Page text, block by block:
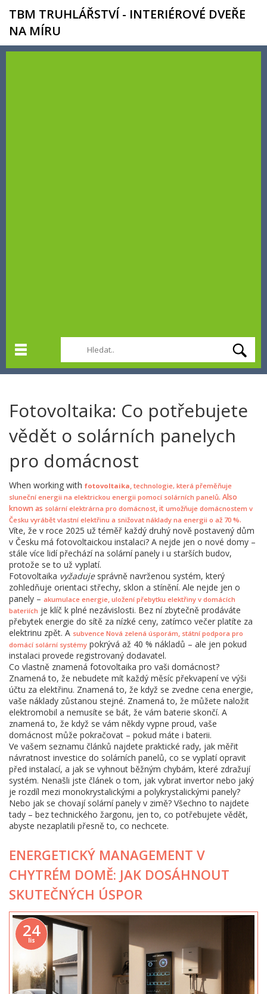
TBM TRUHLÁŘSTVÍ - INTERIÉROVÉ DVEŘE
NA MÍRU
Fotovoltaika: Co potřebujete
vědět o solárních panelych
pro domácnost
When working with fotovoltaika, technologie, která přeměňuje
sluneční energii na elektrickou energii pomocí solárních panelů. Also
known as solární elektrárna pro domácnost, it umožňuje domácnostem v
Česku vyrábět vlastní elektřinu a snižovat náklady na energii o až 70 %.
Víte, že v roce 2025 už téměř každý druhý nově postavený dům
v Česku má fotovoltaickou instalaci? A nejde jen o nové domy –
stále více lidí přechází na solární panely i u starších budov,
protože se to už vyplatí.
Fotovoltaika vyžadujesprávně navrženou systém, který
zohledňuje orientaci střechy, sklon a stínění. Ale nejde jen o
panely – akumulace energie, uložení přebytku elektřiny v domácích
bateriích je klíč k plné nezávislosti. Bez ní zbytečně prodáváte
přebytek energie do sítě za nízké ceny, zatímco večer platíte za
elektrinu zpět. A subvence Nová zelená úsporám, státní podpora pro
domácí solární systémy pokrývá až 40 % nákladů – ale jen pokud
instalaci provede registrovaný dodavatel.
Co vlastně znamená fotovoltaika pro vaši domácnost?
Znamená to, že nebudete mít každý měsíc překvapení ve výši
účtu za elektřinu. Znamená to, že když se zvedne cena energie,
vaše náklady zůstanou stejné. Znamená to, že můžete naložit
elektromobil a nemusíte se bát, že vám baterie skončí. A
znamená to, že když se vám někdy vypne proud, vaše
domácnost může pokračovat – pokud máte i baterii.
Ve vašem seznamu článků najdete praktické rady, jak měřit
návratnost investice do solárních panelů, co se vyplatí opravit
před instalací, a jak se vyhnout běžným chybám, které zdražují
systém. Nenašli jste článek o tom, jak vybrat invertor nebo jaký
je rozdíl mezi monokrystalickými a polykrystalickými panely?
Nebo jak se chovají solární panely v zimě? Všechno to najdete
tady – bez technického žargonu, jen to, co potřebujete vědět,
abyste nezaplatili přesně to, co nechcete.
ENERGETICKÝ MANAGEMENT V
CHYTRÉM DOMĚ: JAK DOSÁHNOUT
SKUTEČNÝCH ÚSPOR
24
lis